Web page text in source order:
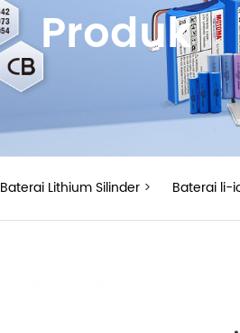
Produk
Baterai Lithium Silinder > Baterai li-